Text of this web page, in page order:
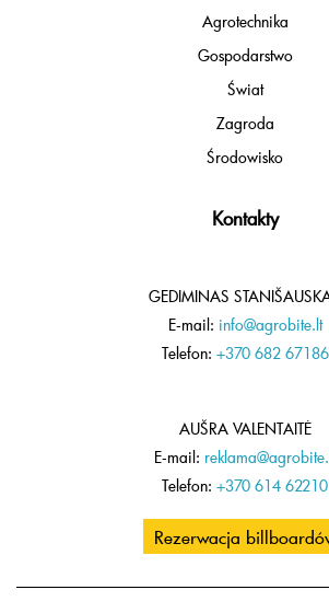
Agrotechnika
Gospodarstwo
Świat
Zagroda
Środowisko
Kontakty
GEDIMINAS
E-mail: info@agrobite.lt
Telefon: +370 682 67186
AUŠRA VALENTAITĖ
E-mail:
Telefon: +370 614 62210
Rezerwacja